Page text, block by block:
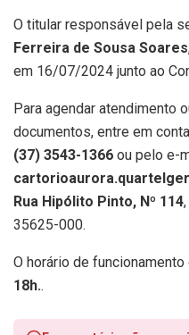
O titular responsável pela
Ferreira de Sousa Soares
em 16/07/2024 junto ao
Para agendar atendimento
documentos, entre em
(37) 3543-1366 ou pelo e-
Rua Hipólito Pinto, Nº 114
35625-000.
O horário de funcionamento
18h..